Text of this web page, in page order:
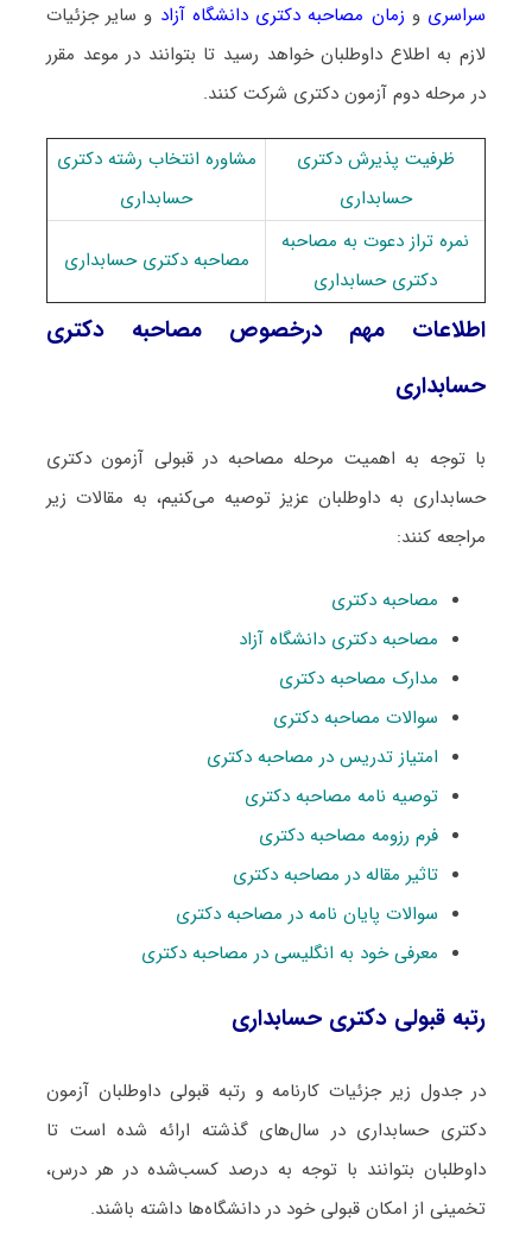
سراسری و زمان مصاحبه دکتری دانشگاه آزاد و سایر جزئیات
لازم به اطلاع داوطلبان خواهد رسید تا بتوانند در موعد مقرر
در مرحله دوم آزمون دکتری شرکت کنند.
ظرفیت پذیرش دکتری
حسابداری
مشاوره انتخاب رشته دکتری
حسابداری
نمره تراز دعوت به مصاحبه
دکتری حسابداری
مصاحبه دکتری حسابداری
اطلاعات مهم درخصوص مصاحبه دکتری
حسابداری
با توجه به اهمیت مرحله مصاحبه در قبولی آزمون دکتری
حسابداری به داوطلبان عزیز توصیه می‌کنیم، به مقالات زیر
مراجعه کنند:
مصاحبه دکتری
مصاحبه دکتری دانشگاه آزاد
مدارک مصاحبه دکتری
سوالات مصاحبه دکتری
امتیاز تدریس در مصاحبه دکتری
توصیه نامه مصاحبه دکتری
فرم رزومه مصاحبه دکتری
تاثیر مقاله در مصاحبه دکتری
سوالات پایان نامه در مصاحبه دکتری
معرفی خود به انگلیسی در مصاحبه دکتری
رتبه قبولی دکتری حسابداری
در جدول زیر جزئیات کارنامه و رتبه قبولی داوطلبان آزمون
دکتری حسابداری در سال‌های گذشته ارائه شده است تا
داوطلبان بتوانند با توجه به درصد کسب‌شده در هر درس،
تخمینی از امکان قبولی خود در دانشگاه‌ها داشته باشند.